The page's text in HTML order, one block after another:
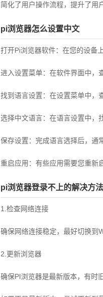
简化了用户操作流程，提升了用
pi浏览器怎么设置中文
打开Pi浏览器软件：在您的设备
进入设置菜单：在软件界面中，
找到语言设置：在设置菜单中，
选择中文语言：在语言设置中，
保存设置：完成语言选择后，通
重启应用：有些应用需要您重新
pi浏览器登录不上的解决方法
1.检查网络连接
确保网络连接稳定，最好切换到
2.更新浏览器
确保PI浏览器是最新版本，有时